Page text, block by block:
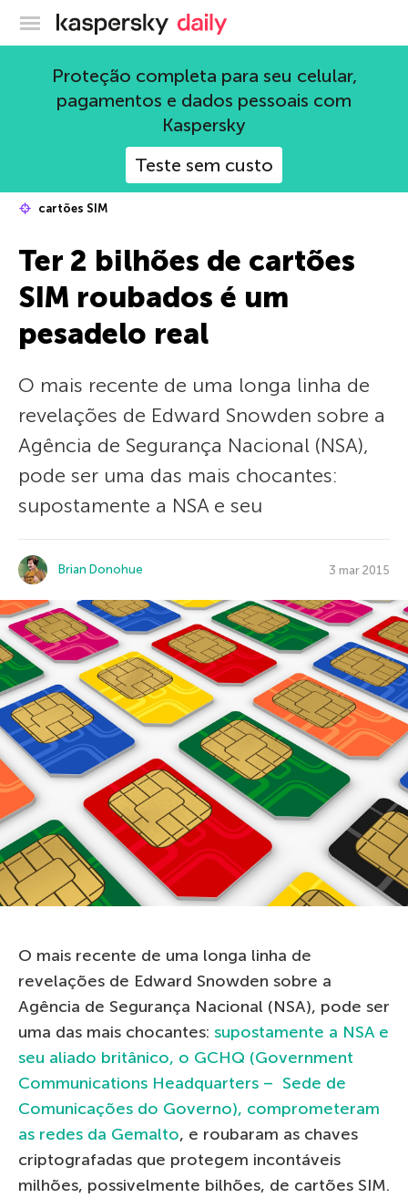
Blog oficial da Kaspersky
Proteção completa para seu celular,
pagamentos e dados pessoais com
Kaspersky
Teste sem custo
cartões SIM
Ter 2 bilhões de cartões
SIM roubados é um
pesadelo real
O mais recente de uma longa linha de
revelações de Edward Snowden sobre a
Agência de Segurança Nacional (NSA),
pode ser uma das mais chocantes:
supostamente a NSA e seu
Brian Donohue 3 mar 2015
O mais recente de uma longa linha de
revelações de Edward Snowden sobre a
Agência de Segurança Nacional (NSA), pode ser
uma das mais chocantes: supostamente a NSA e
seu aliado britânico, o GCHQ (Government
Communications Headquarters – Sede de
Comunicações do Governo), comprometeram
as redes da Gemalto, e roubaram as chaves
criptografadas que protegem incontáveis ​​
milhões, possivelmente bilhões, de cartões SIM.